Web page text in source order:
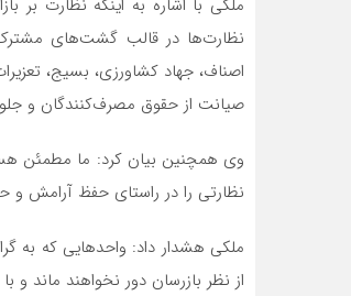
ملکی با اشاره به اینکه نظارت
نظارت‌ها در قالب گشت‌های مشترک
اصناف، جهاد کشاورزی، بسیج،
صیانت از حقوق مصرف‌کنندگان و
وی همچنین بیان کرد: ما مطمئن
نظارتی را در راستای حفظ آرامش و
ملکی هشدار داد: واحدهایی که به
از نظر بازرسان دور نخواهند ماند و